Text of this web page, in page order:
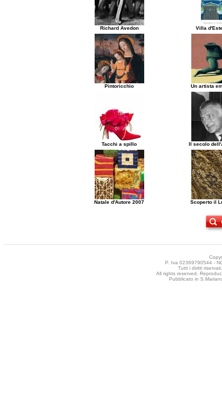
Richard Avedon Villa
Pintoricchio Un artista
Tacchi a spillo Il secolo
Natale d'Autore 2007 Scoperto il
P. Iva 02369790544 -
Tutti i diritti
All rights reserved.
Pubblicato in